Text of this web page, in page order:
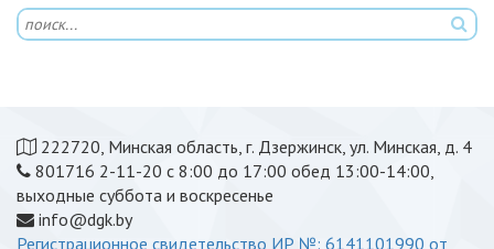
222720, Минская область, г. Дзержинск, ул. Минская, д. 4
801716 2-11-20 с 8:00 до 17:00 обед 13:00-14:00,
выходные суббота и воскресенье
info@dgk.by
Регистрационное свидетельство ИР №: 6141101990 от